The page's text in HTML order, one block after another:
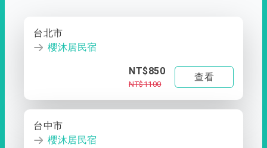
台北市
櫻沐居民宿
NT$850
NT$1100
查看
台中市
櫻沐居民宿